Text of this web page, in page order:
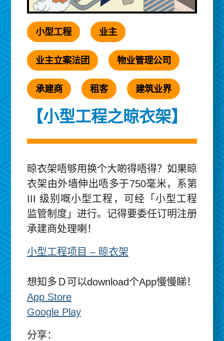
小型工程 业主
业主立案法团 物业管理公司
承建商 租客 建筑业界
【小型工程之晾衣架】
晾衣架唔够用换个大啲得唔得？如果晾
衣架由外墙伸出唔多于750毫米，系第
III 级别嘅小型工程，可经「小型工程
监管制度」进行。记得要委任订明注册
承建商处理喇！
小型工程项目 – 晾衣架
想知多Ｄ可以download个App慢慢睇！
App Store
Google Play
分享：